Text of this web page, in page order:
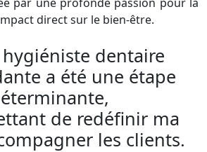
direct sur le bien-être.
dentaire
a été une étape
de redéfinir ma
les clients.